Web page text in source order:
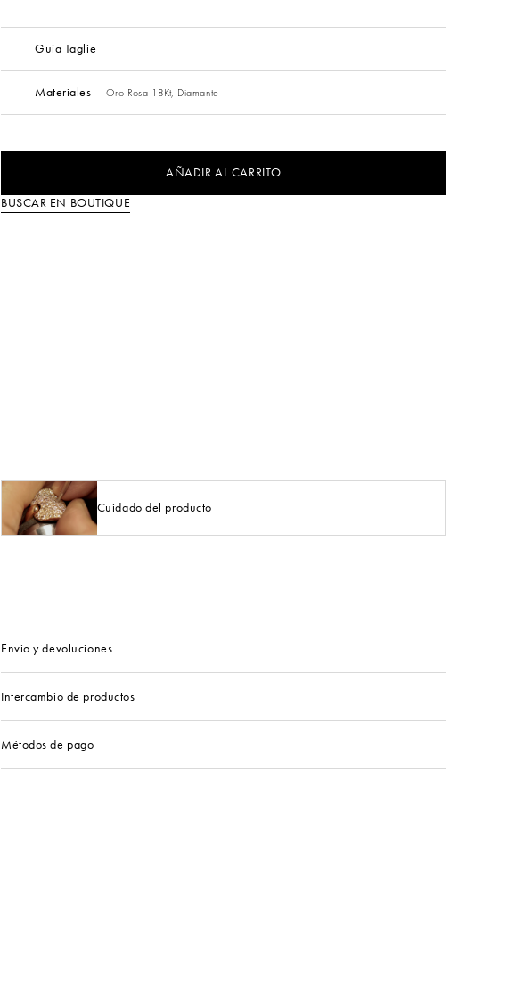
Guía Taglie
Materiales Oro Rosa 18Kt, Diamante
AÑADIR AL CARRITO
BUSCAR EN BOUTIQUE
Cuidado del producto
Envio y devoluciones
Intercambio de productos
Métodos de pago